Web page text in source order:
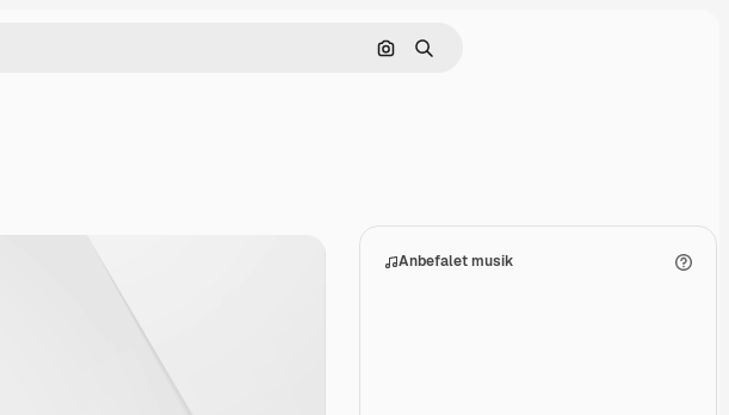
Søg efter billede
Søge
Anbefalet musik